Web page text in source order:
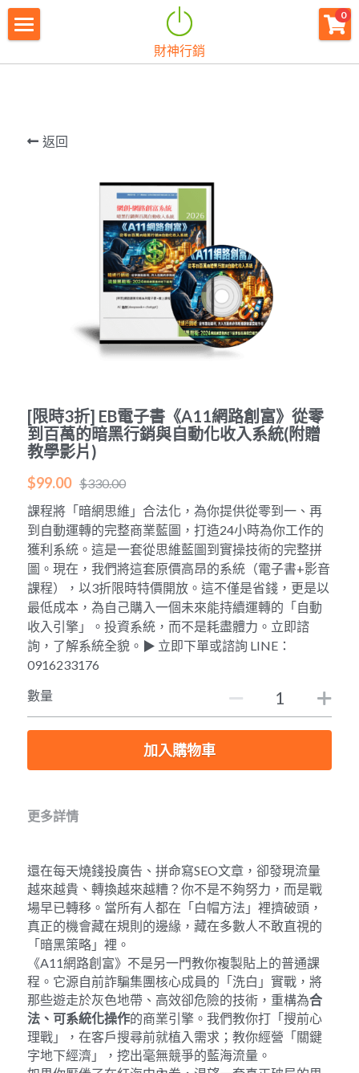
財神行銷
0
返回
[限時3折] EB電子書《A11網路創富》從零
到百萬的暗黑行銷與自動化收入系統(附贈
教學影片)
$99.00 $330.00
課程將「暗網思維」合法化，為你提供從零到一、再
到自動運轉的完整商業藍圖，打造24小時為你工作的
獲利系統。這是一套從思維藍圖到實操技術的完整拼
圖。現在，我們將這套原價高昂的系統（電子書+影音
課程），以3折限時特價開放。這不僅是省錢，更是以
最低成本，為自己購入一個未來能持續運轉的「自動
收入引擎」。投資系統，而不是耗盡體力。立即諮
詢，了解系統全貌。▶ 立即下單或諮詢 LINE：
0916233176
數量
加入購物車
更多詳情
還在每天燒錢投廣告、拼命寫SEO文章，卻發現流量
越來越貴、轉換越來越糟？你不是不夠努力，而是戰
場早已轉移。當所有人都在「白帽方法」裡擠破頭，
真正的機會藏在規則的邊緣，藏在多數人不敢直視的
「暗黑策略」裡。
《A11網路創富》不是另一門教你複製貼上的普通課
程。它源自前詐騙集團核心成員的「洗白」實戰，將
那些遊走於灰色地帶、高效卻危險的技術，重構為合
法、可系統化操作的商業引擎。我們教你打「搜前心
理戰」，在客戶搜尋前就植入需求；教你經營「關鍵
字地下經濟」，挖出毫無競爭的藍海流量。
×
商品分類